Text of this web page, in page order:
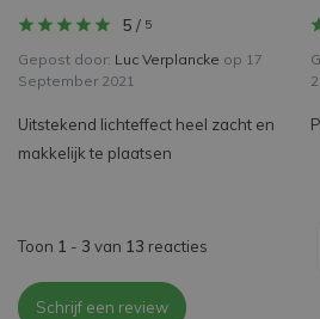
5 / 5
Gepost door: Luc Verplancke op 17
September 2021
Uitstekend lichteffect heel zacht en
makkelijk te plaatsen
Toon 1 - 3 van 13 reacties
Schrijf een review